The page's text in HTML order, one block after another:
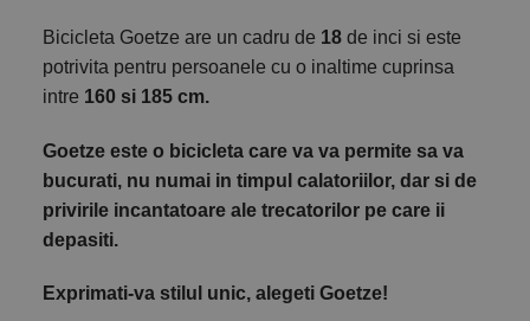
Bicicleta Goetze are un cadru de 18de inci si este
potrivita pentru persoanele cu o inaltime cuprinsa
intre 160 si 185 cm.
Goetze este o bicicleta care va va permite sa va
bucurati, nu numai in timpul calatoriilor, dar si de
privirile incantatoare ale trecatorilor pe care ii
depasiti.
Exprimati-va stilul unic, alegeti Goetze!